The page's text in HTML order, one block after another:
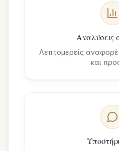
Αναλύσεις
Λεπτομερείς
και